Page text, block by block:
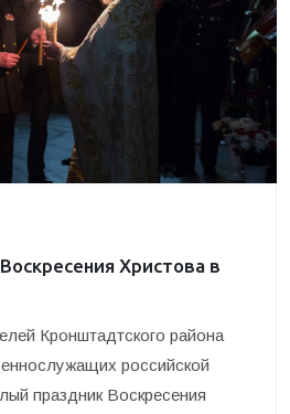
Христова в
Кронштадтского района
российской
праздник Воскресения